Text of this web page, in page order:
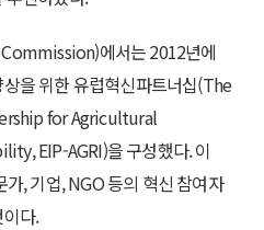
에서는 2012년에
을 위한 유럽혁신파트너십(The
for Agricultural
EIP-AGRI)을 구성했다. 이
, 기업, NGO 등의 혁신 참여자
다.